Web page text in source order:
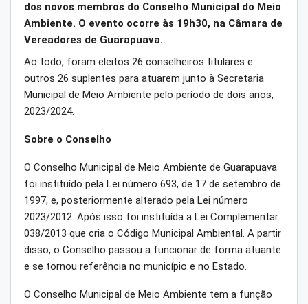
dos novos membros do Conselho Municipal do Meio
Ambiente. O evento ocorre às 19h30, na Câmara de
Vereadores de Guarapuava.
Ao todo, foram eleitos 26 conselheiros titulares e
outros 26 suplentes para atuarem junto à Secretaria
Municipal de Meio Ambiente pelo período de dois anos,
2023/2024.
Sobre o Conselho
O Conselho Municipal de Meio Ambiente de Guarapuava
foi instituído pela Lei número 693, de 17 de setembro de
1997, e, posteriormente alterado pela Lei número
2023/2012. Após isso foi instituída a Lei Complementar
038/2013 que cria o Código Municipal Ambiental. A partir
disso, o Conselho passou a funcionar de forma atuante
e se tornou referência no município e no Estado.
O Conselho Municipal de Meio Ambiente tem a função